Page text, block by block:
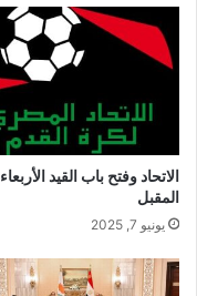
الاتحاد وفتح باب القيد الأربعاء
المقبل
يونيو 7, 2025